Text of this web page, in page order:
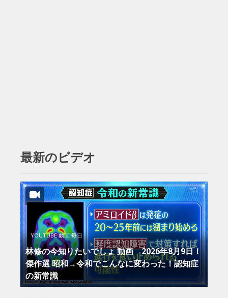
最新のビデオ
YOUTUBE 動画 毎日
林修の今知りたいでしょ 動画 2026年8月9日！
傑作選 昭和→令和でこんなに変わった！認知症
の新常識